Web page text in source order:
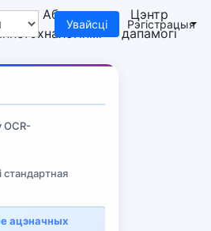
Абмен
тэхналогіямі
Цэнтр
дапамогі
Увайсці Рэгістрацыя
OCR-
стандартная
ацэначных